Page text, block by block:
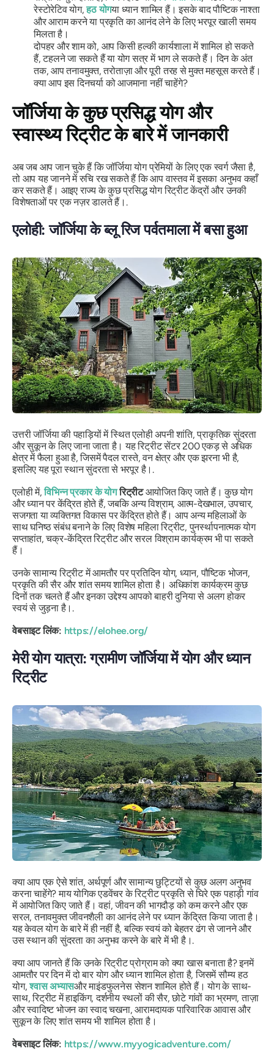
रेस्टोरेटिव योग,हठ योगया ध्यान शामिल हैं। इसके बाद पौष्टिक नाश्ता
और आराम करने या प्रकृति का आनंद लेने के लिए भरपूर खाली समय
मिलता है।
दोपहर और शाम को, आप किसी हल्की कार्यशाला में शामिल हो सकते
हैं, टहलने जा सकते हैं या योग सत्र में भाग ले सकते हैं। दिन के अंत
तक, आप तनावमुक्त, तरोताज़ा और पूरी तरह से मुक्त महसूस करते हैं।
क्या आप इस दिनचर्या को आजमाना नहीं चाहेंगे?
जॉर्जिया के कुछ प्रसिद्ध योग और
स्वास्थ्य रिट्रीट के बारे में जानकारी
अब जब आप जान चुके हैं कि जॉर्जिया योग प्रेमियों के लिए एक स्वर्ग जैसा है,
तो आप यह जानने में रुचि रख सकते हैं कि आप वास्तव में इसका अनुभव कहाँ
कर सकते हैं। आइए राज्य के कुछ प्रसिद्ध योग रिट्रीट केंद्रों और उनकी
विशेषताओं पर एक नज़र डालते हैं।.
एलोही: जॉर्जिया के ब्लू रिज पर्वतमाला में बसा हुआ
उत्तरी जॉर्जिया की पहाड़ियों में स्थित एलोही अपनी शांति, प्राकृतिक सुंदरता
और सुकून के लिए जाना जाता है। यह रिट्रीट सेंटर 200 एकड़ से अधिक
क्षेत्र में फैला हुआ है, जिसमें पैदल रास्ते, वन क्षेत्र और एक झरना भी है,
इसलिए यह पूरा स्थान सुंदरता से भरपूर है।.
एलोही में,विभिन्न प्रकार केयोगरिट्रीटआयोजित किए जाते हैं। कुछ योग
और ध्यान पर केंद्रित होते हैं, जबकि अन्य विश्राम, आत्म-देखभाल, उपचार,
सजगता या व्यक्तिगत विकास पर केंद्रित होते हैं। आप अन्य महिलाओं के
साथ घनिष्ठ संबंध बनाने के लिए विशेष महिला रिट्रीट, पुनर्स्थापनात्मक योग
सप्ताहांत, चक्र-केंद्रित रिट्रीट और सरल विश्राम कार्यक्रम भी पा सकते
हैं।
उनके सामान्य रिट्रीट में आमतौर पर प्रतिदिन योग, ध्यान, पौष्टिक भोजन,
प्रकृति की सैर और शांत समय शामिल होता है। अधिकांश कार्यक्रम कुछ
दिनों तक चलते हैं और इनका उद्देश्य आपको बाहरी दुनिया से अलग होकर
स्वयं से जुड़ना है।.
वेबसाइट लिंक: https://elohee.org/
मेरी योग यात्रा: ग्रामीण जॉर्जिया में योग और ध्यान
रिट्रीट
क्या आप एक ऐसे शांत, अर्थपूर्ण और सामान्य छुट्टियों से कुछ अलग अनुभव
करना चाहेंगे? माय योगिक एडवेंचर के रिट्रीट प्रकृति से घिरे एक पहाड़ी गांव
में आयोजित किए जाते हैं। वहां, जीवन की भागदौड़ को कम करने और एक
सरल, तनावमुक्त जीवनशैली का आनंद लेने पर ध्यान केंद्रित किया जाता है।
यह केवल योग के बारे में ही नहीं है, बल्कि स्वयं को बेहतर ढंग से जानने और
उस स्थान की सुंदरता का अनुभव करने के बारे में भी है।.
क्या आप जानते हैं कि उनके रिट्रीट प्रोग्राम को क्या खास बनाता है? इनमें
आमतौर पर दिन में दो बार योग और ध्यान शामिल होता है, जिसमें सौम्य हठ
योग,श्वास अभ्यासऔर माइंडफुलनेस सेशन शामिल होते हैं। योग के साथ-
साथ, रिट्रीट में हाइकिंग, दर्शनीय स्थलों की सैर, छोटे गांवों का भ्रमण, ताज़ा
और स्वादिष्ट भोजन का स्वाद चखना, आरामदायक पारिवारिक आवास और
सुकून के लिए शांत समय भी शामिल होता है।
वेबसाइट लिंक: https://www.myyogicadventure.com/